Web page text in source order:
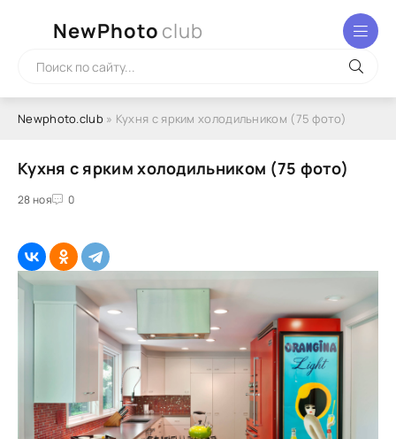
NewPhoto club
Newphoto.club» Кухня с ярким холодильником (75 фото)
Кухня с ярким холодильником (75 фото)
28 ноя 0